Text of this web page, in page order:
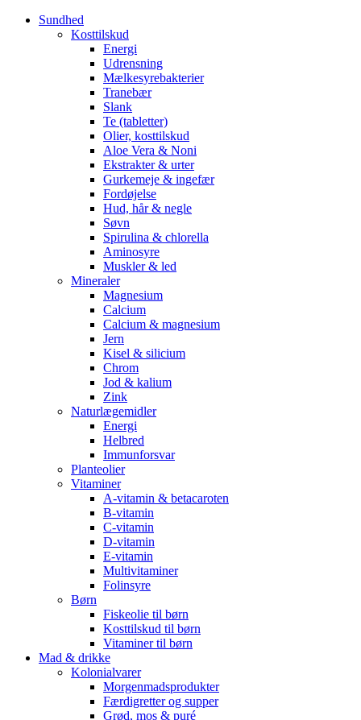
Sundhed
Kosttilskud
Energi
Udrensning
Mælkesyrebakterier
Tranebær
Slank
Te (tabletter)
Olier, kosttilskud
Aloe Vera & Noni
Ekstrakter & urter
Gurkemeje & ingefær
Fordøjelse
Hud, hår & negle
Søvn
Spirulina & chlorella
Aminosyre
Muskler & led
Mineraler
Magnesium
Calcium
Calcium & magnesium
Jern
Kisel & silicium
Chrom
Jod & kalium
Zink
Naturlægemidler
Energi
Helbred
Immunforsvar
Planteolier
Vitaminer
A-vitamin & betacaroten
B-vitamin
C-vitamin
D-vitamin
E-vitamin
Multivitaminer
Folinsyre
Børn
Fiskeolie til børn
Kosttilskud til børn
Vitaminer til børn
Mad & drikke
Kolonialvarer
Morgenmadsprodukter
Færdigretter og supper
Grød, mos & puré